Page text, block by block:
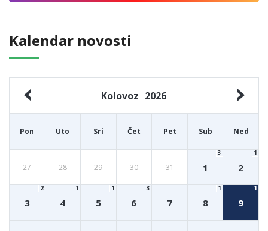
Kalendar novosti
Kolovoz 2026
Pon Uto Sri Čet Pet Sub Ned
27 28 29 30 31 1
3
2
1
3
2
4
1
5
1
6
3
7 8
1
9
1